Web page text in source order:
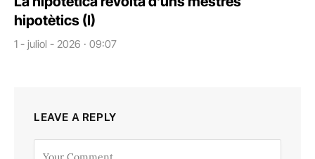
hipotètics (I)
1 - juliol - 2026 · 09:07
LEAVE A REPLY